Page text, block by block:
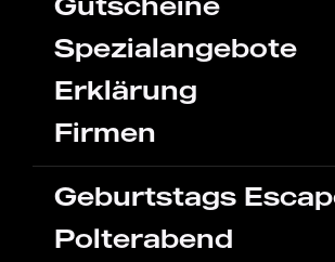
Spezialangebote
Erklärung
Firmen
Geburtstags
Polterabend